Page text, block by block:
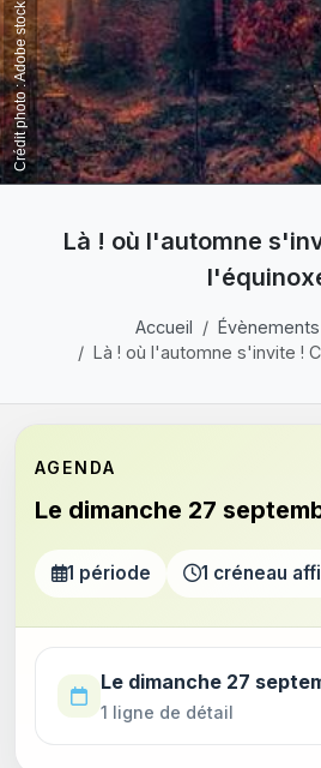
Crédit photo : Adobe stock
Là ! où l'automne
Accueil
Là ! où l'automne s'invite !
AGENDA
Le dimanche 27
1 période 1 créneau
Le dimanche 27
1 ligne de détail